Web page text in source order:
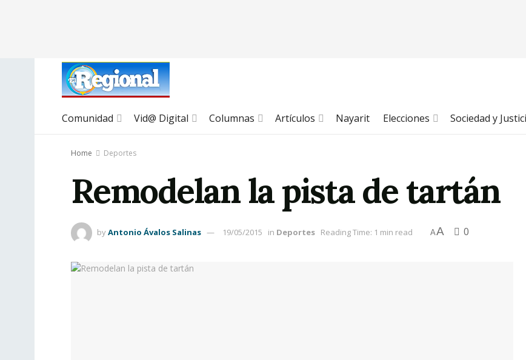
Comunidad Vid@ Digital Columnas Artículos Nayarit Elecciones Sociedad y
Home Deportes
Remodelan la pista de tartán
byAntonio Ávalos Salinas 19/05/2015 in Deportes Reading Time: 1 min read AA 0